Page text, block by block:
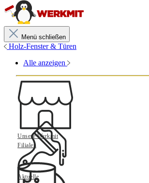
Menü schließen
Holz-Fenster & Türen
Alle anzeigen
Unsere Werkmit
Filialen
Aktuelle